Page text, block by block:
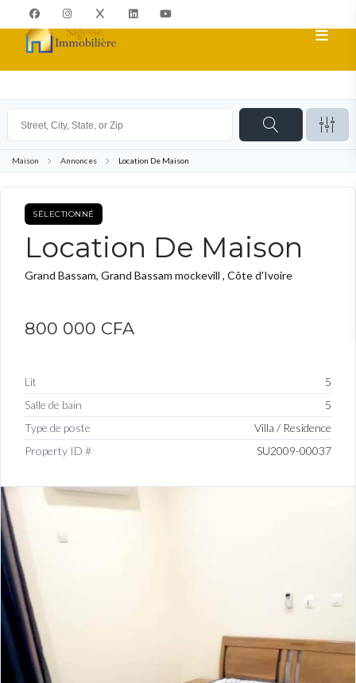
Maison Annonces Location De Maison
SÉLECTIONNÉ
Location De Maison
Grand Bassam, Grand Bassam mockevill , Côte d'Ivoire
800 000 CFA
Lit
5
Salle de bain
5
Type de poste
Villa / Residence
Property ID #
SU2009-00037